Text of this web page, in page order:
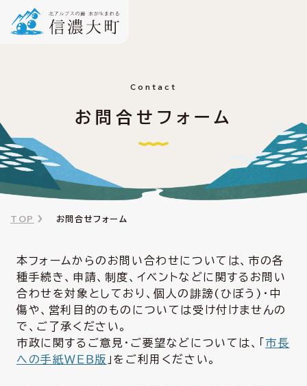
Contact
お問合せフォーム
TOP お問合せフォーム
本フォームからのお問い合わせについては、市の各
種手続き、申請、制度、イベントなどに関するお問い
合わせを対象としており、個人の誹謗(ひぼう)・中
傷や、営利目的のものについては受け付けませんの
で、ご了承ください。
市政に関するご意見・ご要望などについては、「市長
への手紙ＷＥＢ版 」をご利用ください。